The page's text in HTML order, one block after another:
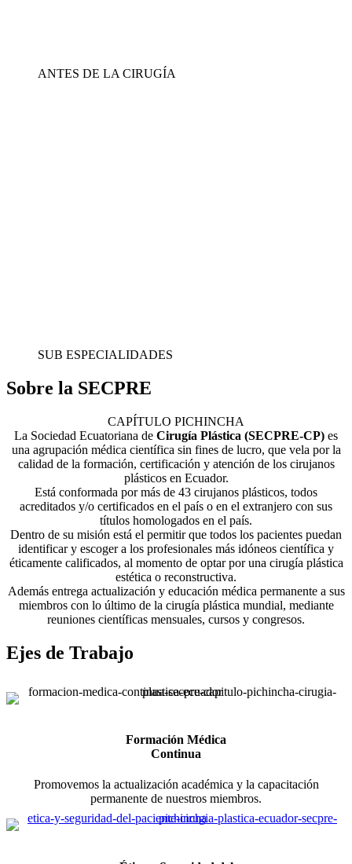
ANTES DE LA CIRUGÍA
SUB ESPECIALIDADES
Sobre la SECPRE
CAPÍTULO PICHINCHA
La Sociedad Ecuatoriana de Cirugía Plástica (SECPRE-CP) es
una agrupación médica científica sin fines de lucro, que vela por la
calidad de la formación, certificación y atención de los cirujanos
plásticos en Ecuador.
Está conformada por más de 43 cirujanos plásticos, todos
acreditados y/o certificados en el país o en el extranjero con sus
títulos homologados en el país.
Dentro de su misión está el permitir que todos los pacientes puedan
identificar y escoger a los profesionales más idóneos científica y
éticamente calificados, al momento de optar por una cirugía plástica
estética o reconstructiva.
Además entrega actualización y educación médica permanente a sus
miembros con lo último de la cirugía plástica mundial, mediante
reuniones científicas mensuales, cursos y congresos.
Ejes de Trabajo
Formación Médica
Continua
Promovemos la actualización académica y la capacitación
permanente de nuestros miembros.